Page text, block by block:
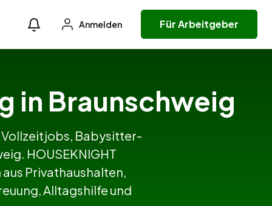
Anmelden Für Arbeitgeber
in Braunschweig
Vollzeitjobs, Babysitter-
HOUSEKNIGHT
Privathaushalten,
Alltagshilfe und